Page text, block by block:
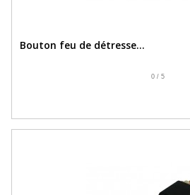
Bouton feu de détresse...
0 /5